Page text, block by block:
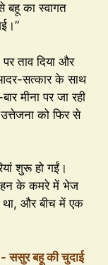
बहू का स्वागत
ताव दिया और
सत्कार के साथ
मीना पर जा रही
को फिर से
शुरू हो गईं।
के कमरे में भेज
था, और बीच में एक
बहू की चुदाई